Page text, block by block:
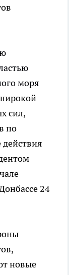
моря
сил,
по
24
новые